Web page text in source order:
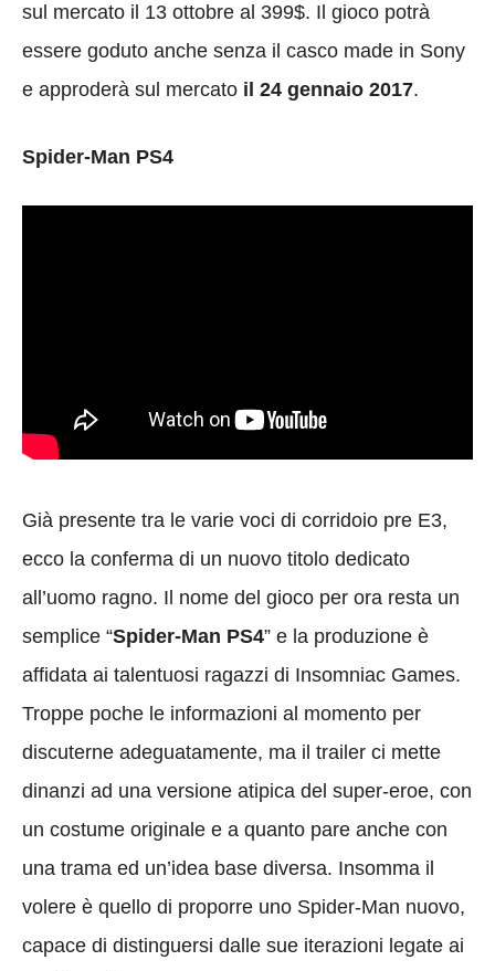
sul mercato il 13 ottobre al 399$. Il gioco potrà
essere goduto anche senza il casco made in Sony
e approderà sul mercato il 24 gennaio 2017.
Spider-Man PS4
Già presente tra le varie voci di corridoio pre E3,
ecco la conferma di un nuovo titolo dedicato
all’uomo ragno. Il nome del gioco per ora resta un
semplice “Spider-Man PS4” e la produzione è
affidata ai talentuosi ragazzi di Insomniac Games.
Troppe poche le informazioni al momento per
discuterne adeguatamente, ma il trailer ci mette
dinanzi ad una versione atipica del super-eroe, con
un costume originale e a quanto pare anche con
una trama ed un’idea base diversa. Insomma il
volere è quello di proporre uno Spider-Man nuovo,
capace di distinguersi dalle sue iterazioni legate ai